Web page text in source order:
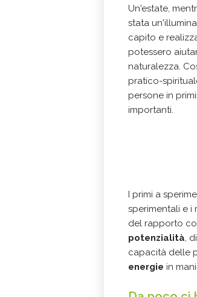
Un'estate,
stata
capito e
potessero
naturalezza.
pratico-
persone in
importanti.
I primi a
sperimentali e i
del rapporto
potenzialità,
capacità delle
energie in